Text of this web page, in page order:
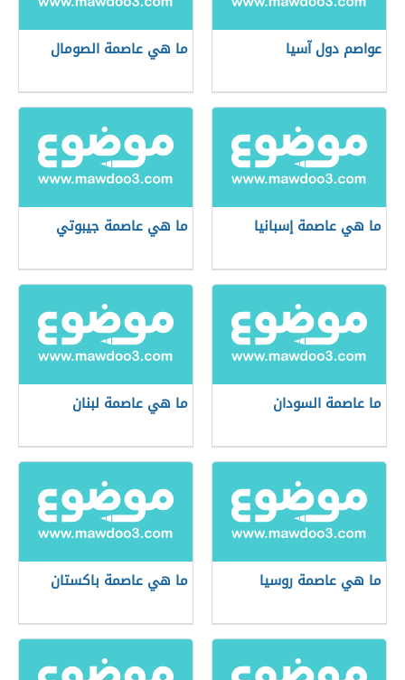
عواصم دول آسيا ما هي عاصمة الصومال
ما هي عاصمة إسبانيا ما هي عاصمة جيبوتي
ما عاصمة السودان ما هي عاصمة لبنان
ما هي عاصمة روسيا ما هي عاصمة باكستان